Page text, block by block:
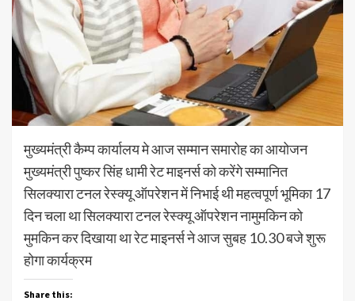
मुख्यमंत्री कैम्प कार्यालय मे आज सम्मान समारोह का आयोजन
मुख्यमंत्री पुष्कर सिंह धामी रेट माइनर्स को करेंगे सम्मानित
सिलक्यारा टनल रेस्क्यू ऑपरेशन में निभाई थी महत्वपूर्ण भूमिका 17
दिन चला था सिलक्यारा टनल रेस्क्यू ऑपरेशन नामुमकिन को
मुमकिन कर दिखाया था रेट माइनर्स ने आज सुबह 10.30 बजे शुरू
होगा कार्यक्रम
Share this: